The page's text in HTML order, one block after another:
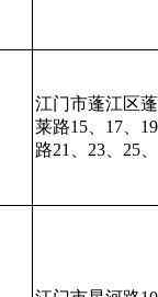
江门市蓬江区
莱路15、17、
路21、23、25